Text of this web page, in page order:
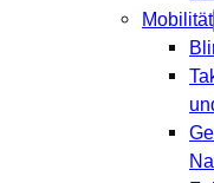
Mobilität